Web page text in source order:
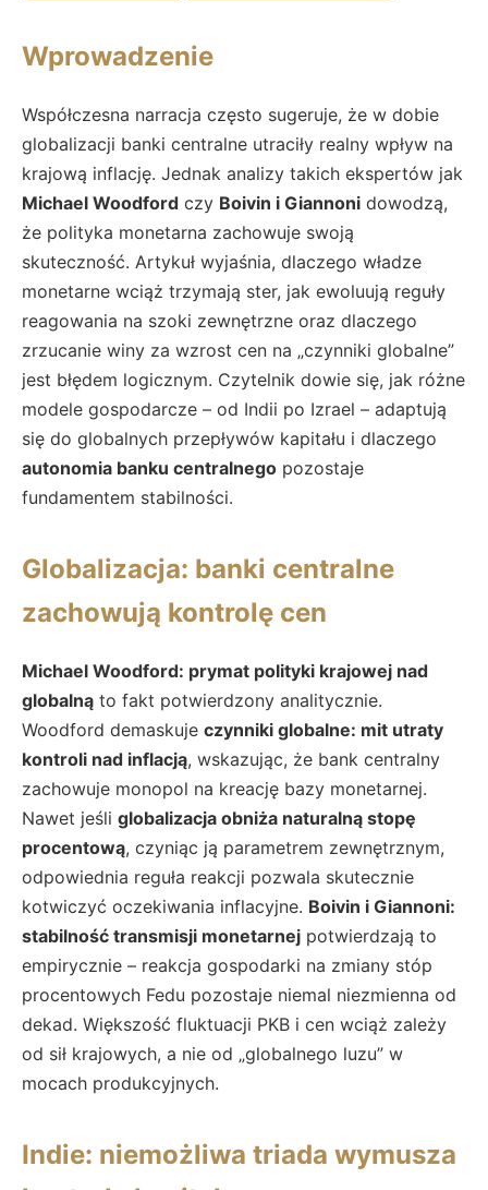
Wprowadzenie
Współczesna narracja często sugeruje, że w dobie
globalizacji banki centralne utraciły realny wpływ na
krajową inflację. Jednak analizy takich ekspertów jak
Michael Woodford czy Boivin i Giannoni dowodzą,
że polityka monetarna zachowuje swoją
skuteczność. Artykuł wyjaśnia, dlaczego władze
monetarne wciąż trzymają ster, jak ewoluują reguły
reagowania na szoki zewnętrzne oraz dlaczego
zrzucanie winy za wzrost cen na „czynniki globalne”
jest błędem logicznym. Czytelnik dowie się, jak różne
modele gospodarcze – od Indii po Izrael – adaptują
się do globalnych przepływów kapitału i dlaczego
autonomia banku centralnego pozostaje
fundamentem stabilności.
Globalizacja: banki centralne
zachowują kontrolę cen
Michael Woodford: prymat polityki krajowej nad
globalną to fakt potwierdzony analitycznie.
Woodford demaskuje czynniki globalne: mit utraty
kontroli nad inflacją, wskazując, że bank centralny
zachowuje monopol na kreację bazy monetarnej.
Nawet jeśli globalizacja obniża naturalną stopę
procentową, czyniąc ją parametrem zewnętrznym,
odpowiednia reguła reakcji pozwala skutecznie
kotwiczyć oczekiwania inflacyjne. Boivin i Giannoni:
stabilność transmisji monetarnej potwierdzają to
empirycznie – reakcja gospodarki na zmiany stóp
procentowych Fedu pozostaje niemal niezmienna od
dekad. Większość fluktuacji PKB i cen wciąż zależy
od sił krajowych, a nie od „globalnego luzu” w
mocach produkcyjnych.
Indie: niemożliwa triada wymusza